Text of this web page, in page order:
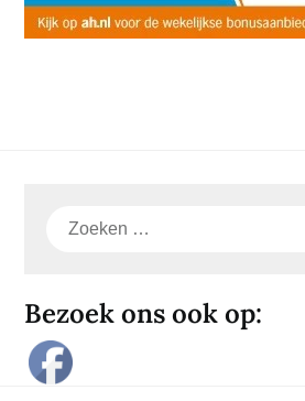
Zoeken
Bezoek ons ook op: